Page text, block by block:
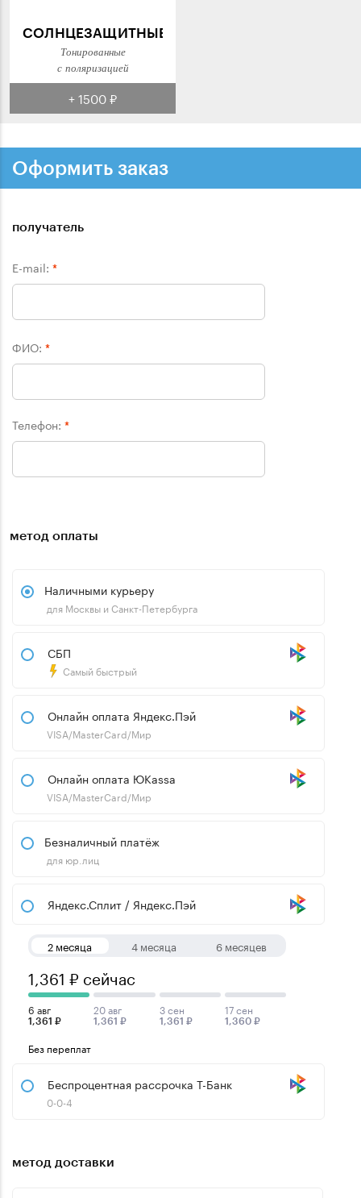
СОЛНЦЕЗАЩИТНЫЕ
Тонированные
с поляризацией
+ 1500 ₽
Оформить заказ
получатель
E-mail: *
ФИО: *
Телефон: *
метод оплаты
Наличными курьеру
для Москвы и Санкт-Петербурга
СБП
Самый быстрый
Онлайн оплата Яндекс.Пэй
VISA/MasterCard/Мир
Онлайн оплата ЮKassa
VISA/MasterCard/Мир
Безналичный платёж
для юр.лиц
Яндекс.Сплит / Яндекс.Пэй
2 месяца 4 месяца 6 месяцев
1,361 ₽ сейчас
6 авг
1,361 ₽
20 авг
1,361 ₽
3 сен
1,361 ₽
17 сен
1,360 ₽
Без переплат
Беспроцентная рассрочка Т-Банк
0-0-4
метод доставки